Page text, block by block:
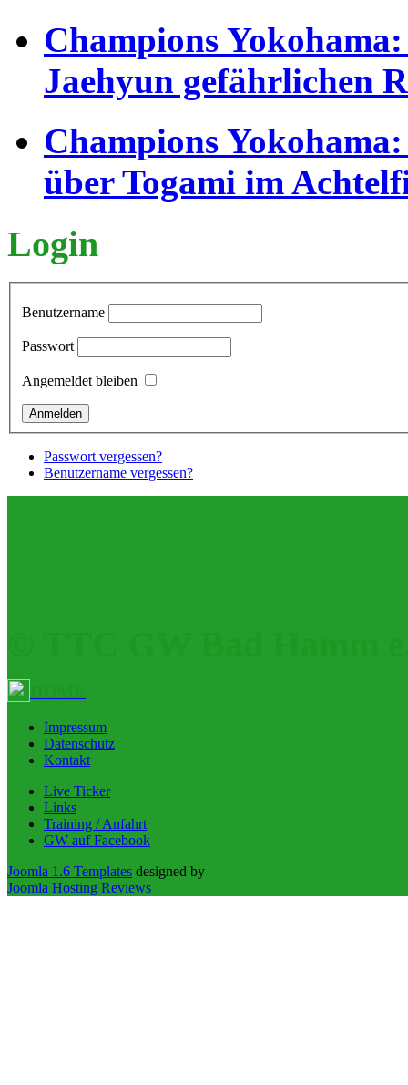
Champions
Jaehyun gefährlichen
Champions
über Togami im
Login
Benutzername
Passwort
Angemeldet bleiben
Passwort vergessen?
Benutzername vergessen?
Impressum
Datenschutz
Kontakt
Live Ticker
Links
Training / Anfahrt
GW auf Facebook
Joomla 1.6 Templates designed by
Joomla Hosting Reviews